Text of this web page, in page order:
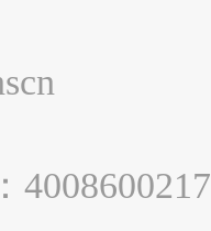
4008600217